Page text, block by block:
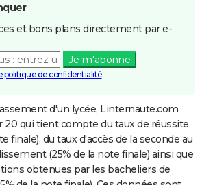
et bons plans directement par e-
Je m'abonne
politique de confidentialité
d'un lycée, Linternaute.com
20 qui tient compte du taux de réussite
finale), du taux d'accès de la seconde au
(25% de la note finale) ainsi que
obtenues par les bacheliers de